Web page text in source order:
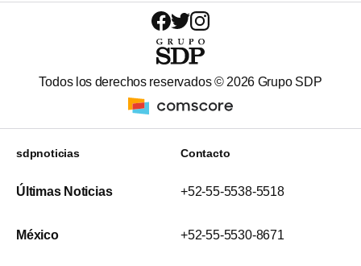
Todos los derechos reservados © 2026 Grupo SDP
sdpnoticias
Últimas Noticias
México
Contacto
+52-55-5538-5518
+52-55-5530-8671